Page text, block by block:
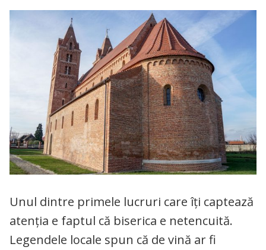
Unul dintre primele lucruri care îți captează
atenția e faptul că biserica e netencuită.
Legendele locale spun că de vină ar fi